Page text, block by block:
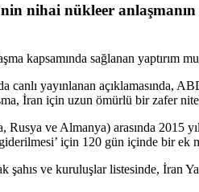
nihai nükleer anlaşmanın
kapsamında sağlanan yaptırım
yayınlanan açıklamasında,
İran için uzun ömürlü bir zafer
ve Almanya) arasında 2015
için 120 gün içinde bir
şahıs ve kuruluşlar listesinde, İran